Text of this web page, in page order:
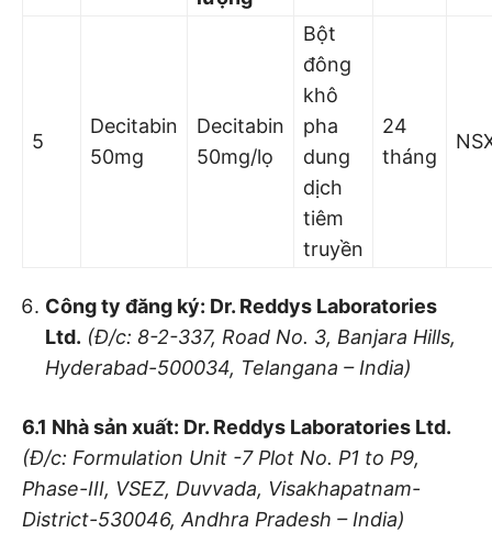
5
Decitabin
50mg
Decitabin
50mg/lọ
Bột
đông
khô
pha
dung
dịch
tiêm
truyền
24
tháng
Công ty đăng ký: Dr. Reddys Laboratories
Ltd. (Đ/c: 8-2-337, Road No. 3, Banjara Hills,
Hyderabad-500034, Telangana – India)
6.1 Nhà sản xuất: Dr. Reddys Laboratories Ltd.
(Đ/c: Formulation Unit -7 Plot No. P1 to P9,
Phase-III, VSEZ, Duvvada, Visakhapatnam-
District-530046, Andhra Pradesh – India)